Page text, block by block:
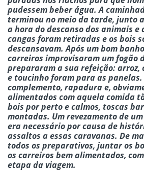
pudessem beber água. A
terminou no meio da tarde, junto
a hora do descanso dos animais e
cangas foram retiradas e os bois
descansavam. Após um bom
carreiros improvisaram um fogão
prepararam a sua refeição: arroz,
e toucinho foram para as panelas.
complemento, rapadura e,
alimentados com aquela comida
bois por perto e calmos, toscas
montadas. Um revezamento de
era necessário por causa de
assaltos a essas caravanas. De
todos os preparativos, juntar os
os carreiros bem alimentados,
etapa da viagem.